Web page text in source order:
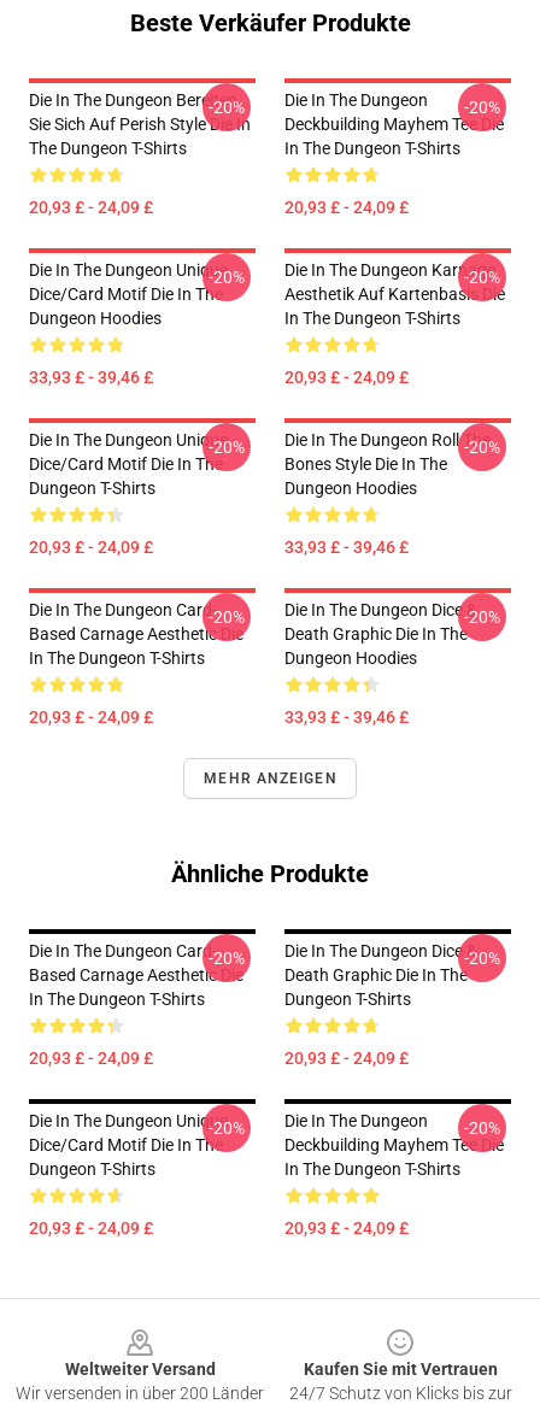
Beste Verkäufer Produkte
Die In The Dungeon Bereiten
Sie Sich Auf Perish Style Die In
The Dungeon T-Shirts
20,93 £ - 24,09 £
-20%
Die In The Dungeon
Deckbuilding Mayhem Tee Die
In The Dungeon T-Shirts
20,93 £ - 24,09 £
-20%
Die In The Dungeon Unique
Dice/Card Motif Die In The
Dungeon Hoodies
33,93 £ - 39,46 £
-20%
Die In The Dungeon Karnage
Aesthetik Auf Kartenbasis Die
In The Dungeon T-Shirts
20,93 £ - 24,09 £
-20%
Die In The Dungeon Unique
Dice/Card Motif Die In The
Dungeon T-Shirts
20,93 £ - 24,09 £
-20%
Die In The Dungeon Roll The
Bones Style Die In The
Dungeon Hoodies
33,93 £ - 39,46 £
-20%
Die In The Dungeon Card-
Based Carnage Aesthetic Die
In The Dungeon T-Shirts
20,93 £ - 24,09 £
-20%
Die In The Dungeon Dice &
Death Graphic Die In The
Dungeon Hoodies
33,93 £ - 39,46 £
-20%
MEHR ANZEIGEN
Ähnliche Produkte
Die In The Dungeon Card-
Based Carnage Aesthetic Die
In The Dungeon T-Shirts
20,93 £ - 24,09 £
-20%
Die In The Dungeon Dice &
Death Graphic Die In The
Dungeon T-Shirts
20,93 £ - 24,09 £
-20%
Die In The Dungeon Unique
Dice/Card Motif Die In The
Dungeon T-Shirts
20,93 £ - 24,09 £
-20%
Die In The Dungeon
Deckbuilding Mayhem Tee Die
In The Dungeon T-Shirts
20,93 £ - 24,09 £
-20%
Weltweiter Versand
Wir versenden in über 200 Länder
Kaufen Sie mit Vertrauen
24/7 Schutz von Klicks bis zur